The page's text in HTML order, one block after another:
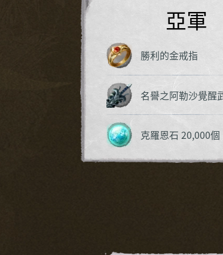
亞軍
勝利的金戒指
名譽之阿勒沙覺醒
克羅恩石 20,000個